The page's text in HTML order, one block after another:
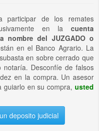
participar de los remates
en la cuenta
nombre del JUZGADO o
en el Banco Agrario. La
en sobre cerrado que
Desconfíe de falsos
en la compra. Un asesor
guiarlo en su compra, usted
deposito judicial